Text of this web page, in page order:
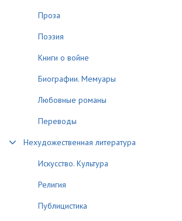
Проза
Поэзия
Книги о войне
Биографии. Мемуары
Любовные романы
Переводы
Нехудожественная литература
Искусство. Культура
Религия
Публицистика